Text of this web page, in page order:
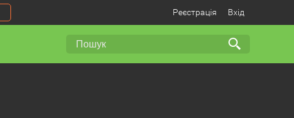
Реєстрація Вхід